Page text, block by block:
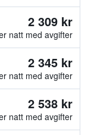
2 309 kr
natt med avgifter
2 345 kr
natt med avgifter
2 538 kr
natt med avgifter